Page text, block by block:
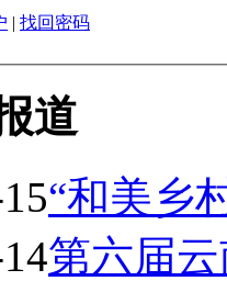
找回密码
道
“和美乡
第六届